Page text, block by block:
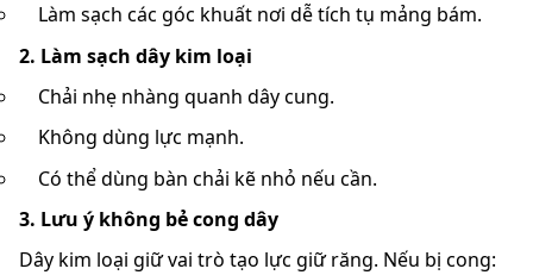
Làm sạch các góc khuất nơi dễ tích tụ mảng bám.
2. Làm sạch dây kim loại
Chải nhẹ nhàng quanh dây cung.
Không dùng lực mạnh.
Có thể dùng bàn chải kẽ nhỏ nếu cần.
3. Lưu ý không bẻ cong dây
Dây kim loại giữ vai trò tạo lực giữ răng. Nếu bị cong: